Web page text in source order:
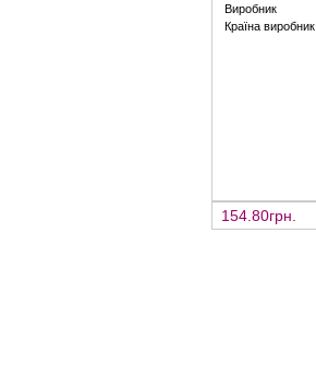
Виробник
Країна виробник
154.80грн.